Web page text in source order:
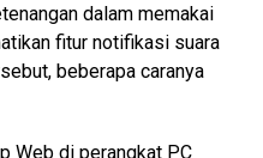
dalam memakai
fitur notifikasi suara
beberapa caranya
Web di perangkat PC